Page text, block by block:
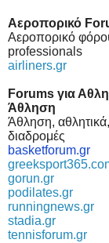
Αεροπορικό F
Αεροπορικό
professionals
airliners.gr
Forums για
Άθληση
Άθληση,
διαδρομές
basketforum.gr
gorun.gr
podilates.gr
runningnews.gr
stadia.gr
tennisforum.gr